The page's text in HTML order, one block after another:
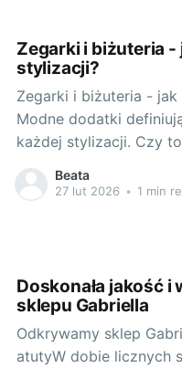
Zegarki i biżuteria -
stylizacji?
Zegarki i biżuteria -
Modne dodatki
każdej stylizacji. Czy
zegarek czy nawet
znacząco podnieść
Beata
27 lut 2026 • 1 min
Doskonała jakość
sklepu Gabriella
Odkrywamy sklep
atutyW dobie licznych